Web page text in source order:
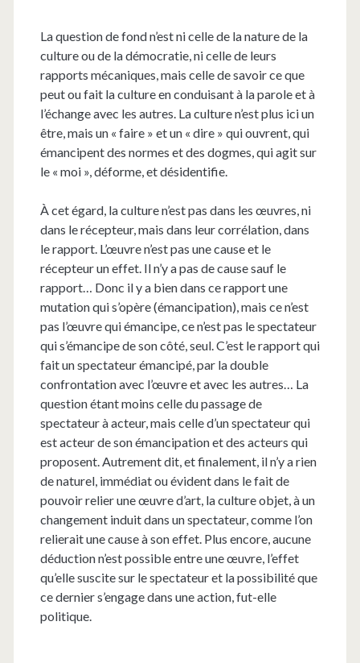
La question de fond n’est ni celle de la nature de la
culture ou de la démocratie, ni celle de leurs
rapports mécaniques, mais celle de savoir ce que
peut ou fait la culture en conduisant à la parole et à
l’échange avec les autres. La culture n’est plus ici un
être, mais un « faire » et un « dire » qui ouvrent, qui
émancipent des normes et des dogmes, qui agit sur
le « moi », déforme, et désidentifie.
À cet égard, la culture n’est pas dans les œuvres, ni
dans le récepteur, mais dans leur corrélation, dans
le rapport. L’œuvre n’est pas une cause et le
récepteur un effet. Il n’y a pas de cause sauf le
rapport… Donc il y a bien dans ce rapport une
mutation qui s’opère (émancipation), mais ce n’est
pas l’œuvre qui émancipe, ce n’est pas le spectateur
qui s’émancipe de son côté, seul. C’est le rapport qui
fait un spectateur émancipé, par la double
confrontation avec l’œuvre et avec les autres… La
question étant moins celle du passage de
spectateur à acteur, mais celle d’un spectateur qui
est acteur de son émancipation et des acteurs qui
proposent. Autrement dit, et finalement, il n’y a rien
de naturel, immédiat ou évident dans le fait de
pouvoir relier une œuvre d’art, la culture objet, à un
changement induit dans un spectateur, comme l’on
relierait une cause à son effet. Plus encore, aucune
déduction n’est possible entre une œuvre, l’effet
qu’elle suscite sur le spectateur et la possibilité que
ce dernier s’engage dans une action, fut-elle
politique.